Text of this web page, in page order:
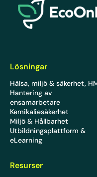
Lösningar
Hälsa, miljö & säkerhet,
Hantering av
ensamarbetare
Kemikaliesäkerhet
Miljö & Hållbarhet
Utbildningsplattform &
eLearning
Resurser